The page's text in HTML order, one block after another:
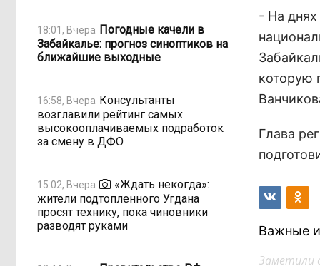
18:01, Вчера Погодные качели в
Забайкалье: прогноз синоптиков на
ближайшие выходные
16:58, Вчера Консультанты
возглавили рейтинг самых
высокооплачиваемых подработок
за смену в ДФО
15:02, Вчера
«Ждать некогда»:
жители подтопленного Угдана
просят технику, пока чиновники
разводят руками
- На
которую
Глава
Важные
Заметили